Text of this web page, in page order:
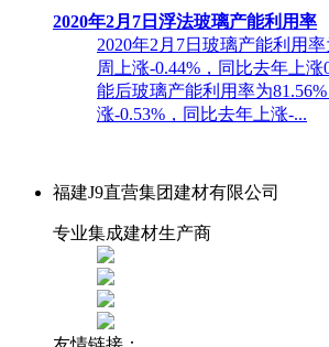
2020年2月7日浮法玻璃产能利用率
2020年2月7日玻璃产能利用
周上涨-0.44%，同比去年上
能后玻璃产能利用率为
涨-0.53%，同比去年上涨-...
福建J9直营集团建材有限公司
专业集成建材生产商